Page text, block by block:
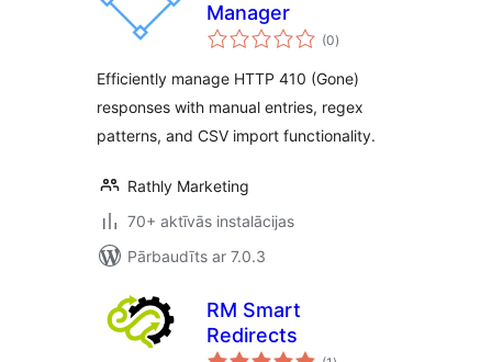
Manager
(0vērtējumu
kopsumma
)
Efficiently manage HTTP 410 (Gone)
responses with manual entries, regex
patterns, and CSV import functionality.
Rathly Marketing
70+ aktīvās instalācijas
Pārbaudīts ar 7.0.3
RM Smart
Redirects
vērtējumu